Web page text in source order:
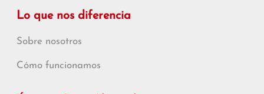
Lo que nos diferencia
Sobre nosotros
Cómo funcionamos